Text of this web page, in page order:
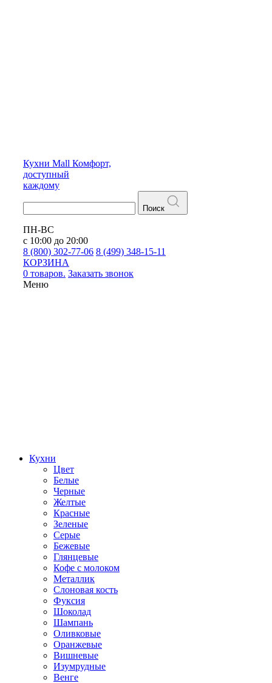
Кухни Mall Комфорт,
доступный
каждому
Поиск
ПН-ВС
с 10:00 до 20:00
8 (800) 302-77-06 8 (499) 348-15-11
КОРЗИНА
0 товаров. Заказать звонок
Меню
Кухни
Цвет
Белые
Черные
Желтые
Красные
Зеленые
Серые
Бежевые
Глянцевые
Кофе с молоком
Металлик
Слоновая кость
Фуксия
Шоколад
Шампань
Оливковые
Оранжевые
Вишневые
Изумрудные
Венге